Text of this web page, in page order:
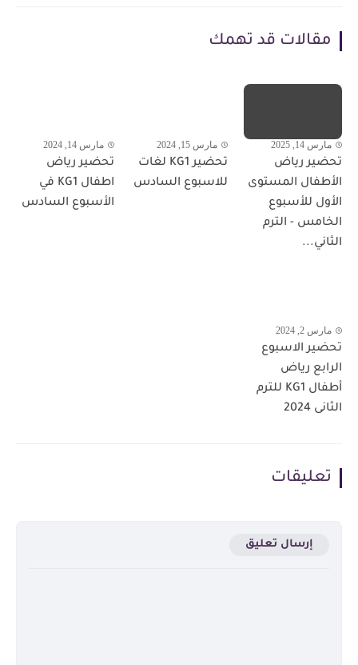
مقالات قد تهمك
مارس 14, 2025
تحضير رياض
الأطفال المستوى
الأول للأسبوع
الخامس - الترم
الثاني...
مارس 15, 2024
تحضير KG1 لغات
للاسبوع السادس
مارس 14, 2024
تحضير رياض
اطفال KG1 في
الأسبوع السادس
مارس 2, 2024
تحضير الاسبوع
الرابع رياض
أطفال KG1 للترم
الثانى 2024
تعليقات
إرسال تعليق